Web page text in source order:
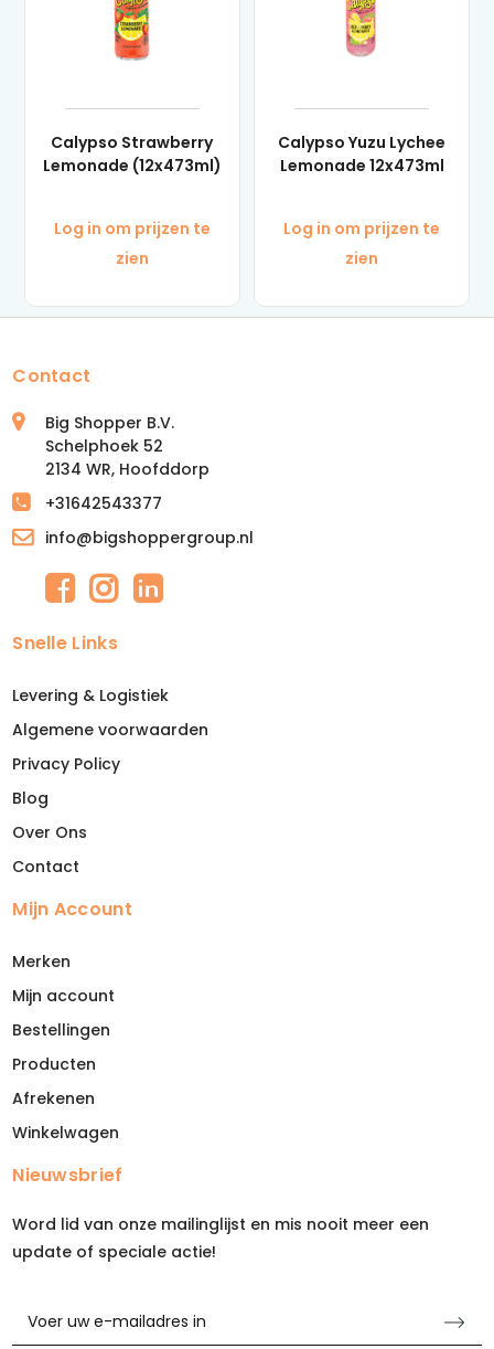
Calypso Strawberry
Lemonade (12x473ml)
Log in om prijzen te
zien
Calypso Yuzu Lychee
Lemonade 12x473ml
Log in om prijzen te
zien
Contact
Big Shopper B.V.
Schelphoek 52
2134 WR, Hoofddorp
+31642543377
info@bigshoppergroup.nl
Snelle Links
Levering & Logistiek
Algemene voorwaarden
Privacy Policy
Blog
Over Ons
Contact
Mijn Account
Merken
Mijn account
Bestellingen
Producten
Afrekenen
Winkelwagen
Nieuwsbrief
Word lid van onze mailinglijst en mis nooit meer een
update of speciale actie!